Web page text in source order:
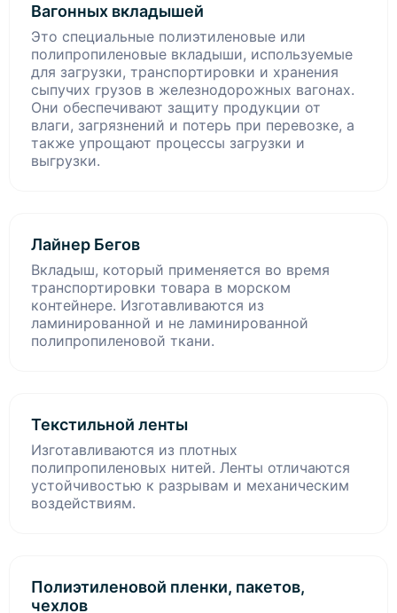
Вагонных вкладышей
Это специальные полиэтиленовые или
полипропиленовые вкладыши, используемые
для загрузки, транспортировки и хранения
сыпучих грузов в железнодорожных вагонах.
Они обеспечивают защиту продукции от
влаги, загрязнений и потерь при перевозке, а
также упрощают процессы загрузки и
выгрузки.
Лайнер Бегов
Вкладыш, который применяется во время
транспортировки товара в морском
контейнере. Изготавливаются из
ламинированной и не ламинированной
полипропиленовой ткани.
Текстильной ленты
Изготавливаются из плотных
полипропиленовых нитей. Ленты отличаются
устойчивостью к разрывам и механическим
воздействиям.
Полиэтиленовой пленки, пакетов,
чехлов